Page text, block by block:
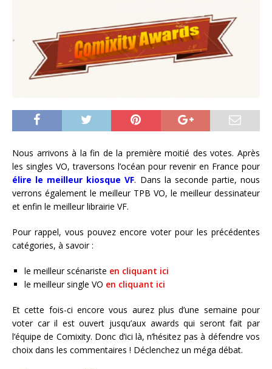
Nous arrivons à la fin de la première moitié des votes. Après
les singles VO, traversons l’océan pour revenir en France pour
élire le meilleur kiosque VF. Dans la seconde partie, nous
verrons également le meilleur TPB VO, le meilleur dessinateur
et enfin le meilleur librairie VF.
Pour rappel, vous pouvez encore voter pour les précédentes
catégories, à savoir :
le meilleur scénariste en cliquant ici
le meilleur single VO en cliquant ici
Et cette fois-ci encore vous aurez plus d’une semaine pour
voter car il est ouvert jusqu’aux awards qui seront fait par
l’équipe de Comixity. Donc d’ici là, n’hésitez pas à défendre vos
choix dans les commentaires ! Déclenchez un méga débat.